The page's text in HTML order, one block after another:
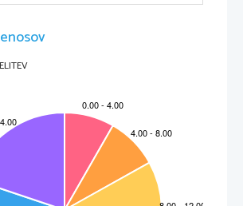
B. Razdalja med čutnimi področji za
dotik na konici prstov in hrbtni strani rok